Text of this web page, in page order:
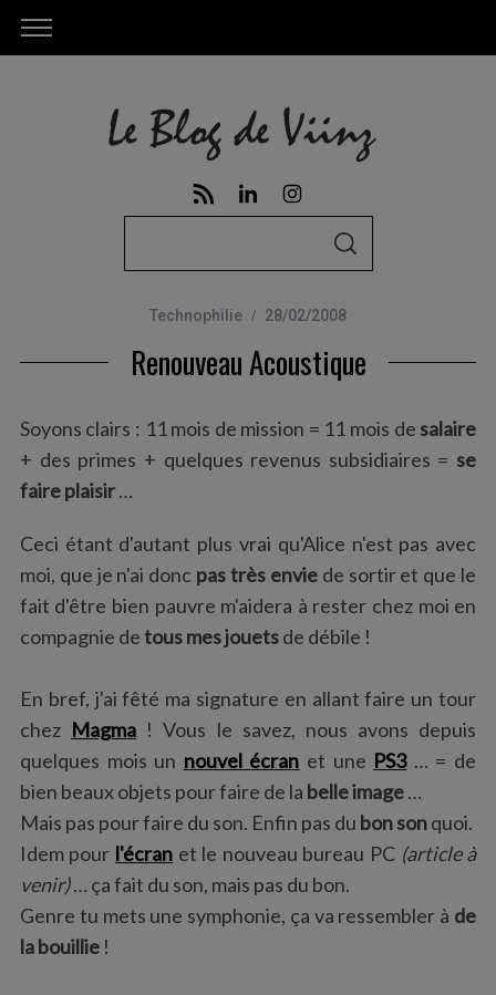
S
C
H
Technophilie 28/02/2008
Renouveau Acoustique
Soyons clairs : 11 mois de mission = 11 mois de salaire
+ des primes + quelques revenus subsidiaires = se
faire plaisir…
Ceci étant d'autant plus vrai qu'Alice n'est pas avec
moi, que je n'ai donc pas très enviede sortir et que le
fait d'être bien pauvre m'aidera à rester chez moi en
compagnie detous mes jouetsde débile !
En bref, j'ai fêté ma signature en allant faire un tour
chez Magma ! Vous le savez, nous avons depuis
quelques mois un nouvel écran et une PS3… = de
bien beaux objets pour faire de la belle image…
Mais pas pour faire du son. Enfin pas du bon sonquoi.
Idem pour l'écran et le nouveau bureau PC (article à
venir)… ça fait du son, mais pas du bon.
Genre tu mets une symphonie, ça va ressembler à de
la bouillie!